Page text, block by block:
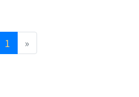
1 »